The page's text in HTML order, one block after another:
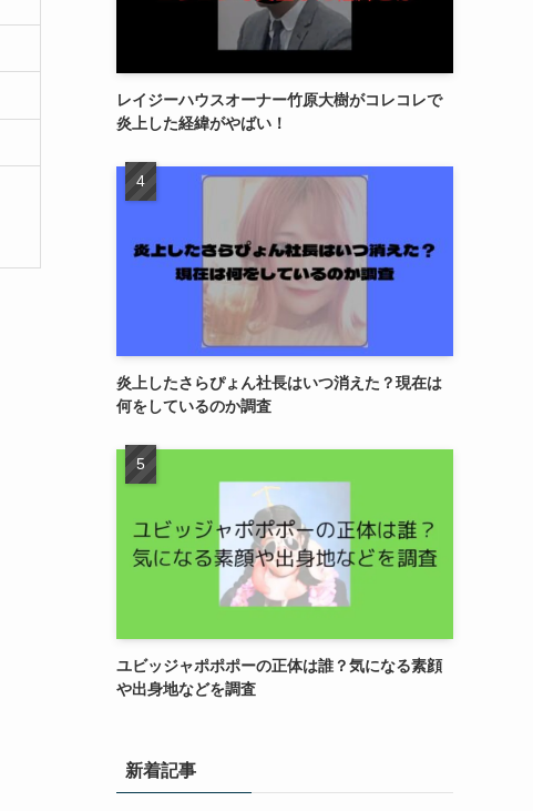
レイジーハウスオーナー竹原大樹がコレコレで
炎上した経緯がやばい！
炎上したさらぴょん社長はいつ消えた？現在は
何をしているのか調査
ユビッジャポポポーの正体は誰？気になる素顔
や出身地などを調査
新着記事